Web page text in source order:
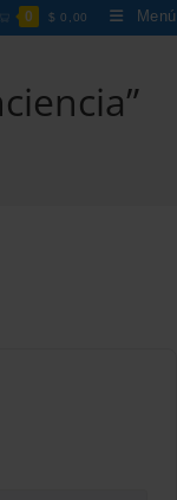
0 $ 0,00 Menú